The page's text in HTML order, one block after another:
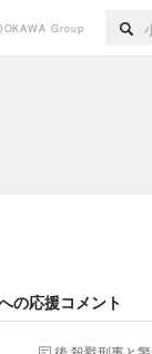
Group
の応援コメント